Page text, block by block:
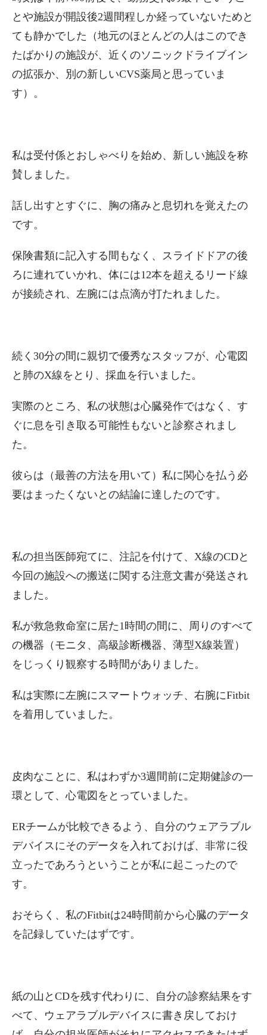
とや施設が開設後2週間程しか経っていないためと
ても静かでした（地元のほとんどの人はこのでき
たばかりの施設が、近くのソニックドライブイン
の拡張か、別の新しいCVS薬局と思っていま
す）。
私は受付係とおしゃべりを始め、新しい施設を称
賛しました。
話し出すとすぐに、胸の痛みと息切れを覚えたの
です。
保険書類に記入する間もなく、スライドドアの後
ろに連れていかれ、体には12本を超えるリード線
が接続され、左腕には点滴が打たれました。
続く30分の間に親切で優秀なスタッフが、心電図
と肺のX線をとり、採血を行いました。
実際のところ、私の状態は心臓発作ではなく、す
ぐに息を引き取る可能性もないと診察されまし
た。
彼らは（最善の方法を用いて）私に関心を払う必
要はまったくないとの結論に達したのです。
私の担当医師宛てに、注記を付けて、X線のCDと
今回の施設への搬送に関する注意文書が発送され
ました。
私が救急救命室に居た1時間の間に、周りのすべて
の機器（モニタ、高級診断機器、薄型X線装置）
をじっくり観察する時間がありました。
私は実際に左腕にスマートウォッチ、右腕にFitbit
を着用していました。
皮肉なことに、私はわずか3週間前に定期健診の一
環として、心電図をとっていました。
ERチームが比較できるよう、自分のウェアラブル
デバイスにそのデータを入れておけば、非常に役
立ったであろうということが私に起こったので
す。
おそらく、私のFitbitは24時間前から心臓のデータ
を記録していたはずです。
紙の山とCDを残す代わりに、自分の診察結果をす
べて、ウェアラブルデバイスに書き戻しておけ